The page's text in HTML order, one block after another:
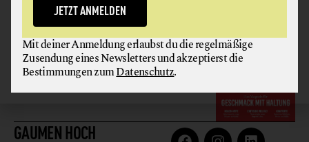
GAUMEN HOCH
MAGAZIN
Hier gratis
herunterladen
GAUMEN HOCH
JETZT ANMELDEN
Mit deiner Anmeldung erlaubst du die regelmäßige
Zusendung eines Newsletters und akzeptierst die
Bestimmungen zumDatenschutz.